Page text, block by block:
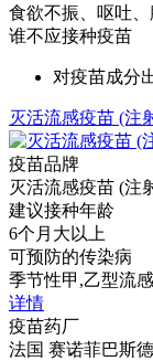
食欲不振、呕吐
谁不应接种疫苗
对疫苗成分
灭活流感疫苗 (注
疫苗品牌
灭活流感疫苗 (注
建议接种年龄
6个月大以上
可预防的传染病
季节性甲,乙型流
详情
疫苗药厂
法国 赛诺菲巴斯